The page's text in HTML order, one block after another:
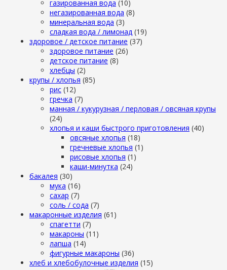
газированная вода (10)
негазированная вода (8)
минеральная вода (3)
сладкая вода / лимонад (19)
здоровое / детское питание (37)
здоровое питание (26)
детское питание (8)
хлебцы (2)
крупы / хлопья (85)
рис (12)
гречка (7)
манная / кукурузная / перловая / овсяная крупы
(24)
хлопья и каши быстрого приготовления (40)
овсяные хлопья (18)
гречневые хлопья (1)
рисовые хлопья (1)
каши-минутка (24)
бакалея (30)
мука (16)
сахар (7)
cоль / cода (7)
макаронные изделия (61)
cпагетти (7)
макароны (11)
лапша (14)
фигурные макароны (36)
хлеб и хлебобулочные изделия (15)